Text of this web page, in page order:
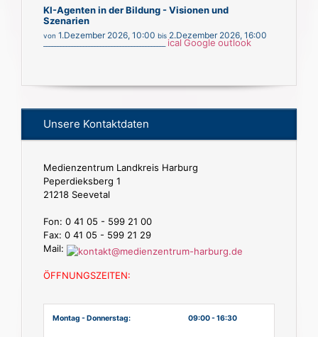
KI-Agenten in der Bildung - Visionen und
Szenarien
von 1.Dezember 2026, 10:00 bis 2.Dezember 2026, 16:00
ical Google outlook
Unsere Kontaktdaten
Medienzentrum Landkreis Harburg
Peperdieksberg 1
21218 Seevetal
Fon: 0 41 05 - 599 21 00
Fax: 0 41 05 - 599 21 29
Mail:
ÖFFNUNGSZEITEN:
Montag - Donnerstag: 09:00 - 16:30